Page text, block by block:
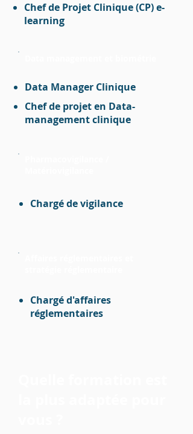
Chef de Projet Clinique (CP) e-
learning
Data Manager Clinique
Chef de projet en Data-
management clinique
Chargé de vigilance
Chargé d'affaires
réglementaires